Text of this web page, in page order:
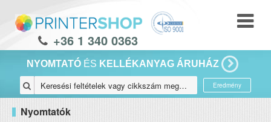
+36 1 340 0363
NYOMTATÓ ÉS KELLÉKANYAG ÁRUHÁZ
Eredmény
Nyomtatók